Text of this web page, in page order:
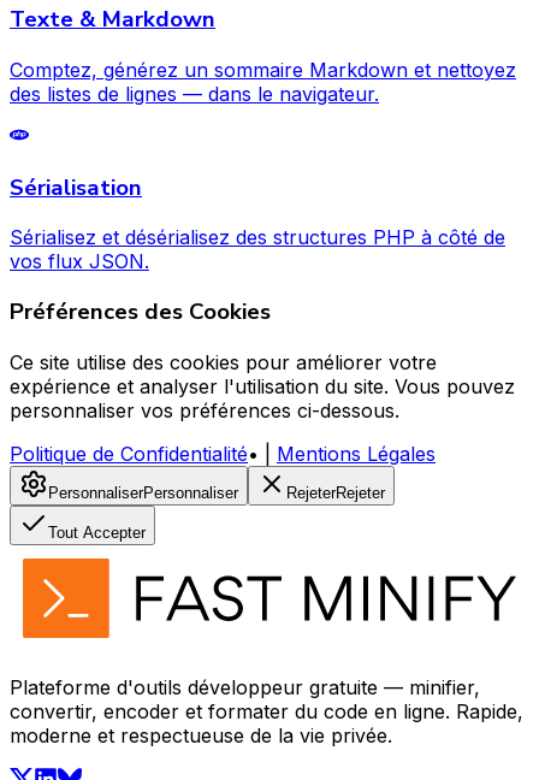
Texte & Markdown
Comptez, générez un sommaire Markdown et nettoyez
des listes de lignes — dans le navigateur.
Sérialisation
Sérialisez et désérialisez des structures PHP à côté de
vos flux JSON.
Préférences des Cookies
Ce site utilise des cookies pour améliorer votre
expérience et analyser l'utilisation du site. Vous pouvez
personnaliser vos préférences ci-dessous.
Politique de Confidentialité• Mentions Légales
PersonnaliserPersonnaliser RejeterRejeter
Tout Accepter
Plateforme d'outils développeur gratuite — minifier,
convertir, encoder et formater du code en ligne. Rapide,
moderne et respectueuse de la vie privée.